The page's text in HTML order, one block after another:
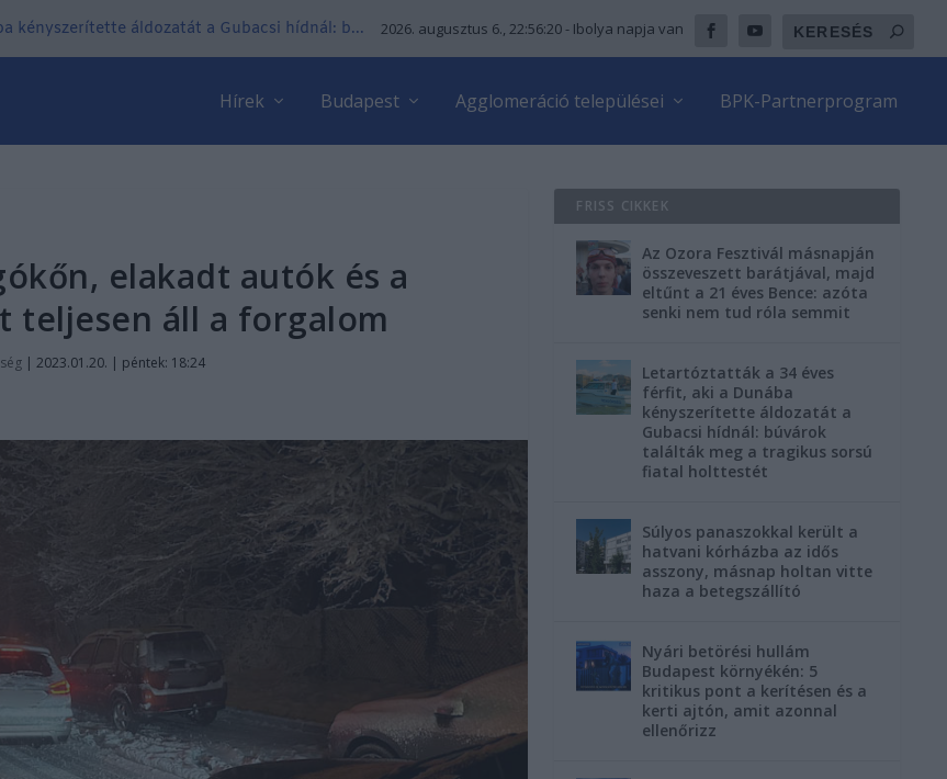
kényszerítette áldozatát a Gubacsi hídnál: b... 2026. augusztus 6., 22:56:22 - Ibolya napja van
Hírek Budapest Agglomeráció települései BPK-Partnerprogram
elakadt autók és a
teljesen áll a forgalom
| 2023.01.20. | péntek: 18:24
FRISS CIKKEK
Az Ozora Fesztivál másnapján
összeveszett barátjával, majd
eltűnt a 21 éves Bence: azóta
senki nem tud róla semmit
Letartóztatták a 34 éves
férfit, aki a Dunába
kényszerítette áldozatát a
Gubacsi hídnál: búvárok
találták meg a tragikus sorsú
fiatal holttestét
Súlyos panaszokkal került a
hatvani kórházba az idős
asszony, másnap holtan vitte
haza a betegszállító
Nyári betörési hullám
Budapest környékén: 5
kritikus pont a kerítésen és a
kerti ajtón, amit azonnal
ellenőrizz